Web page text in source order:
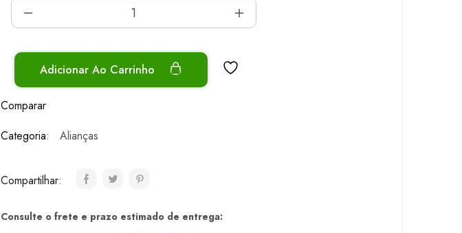
Adicionar Ao Carrinho
Comparar
Categoria:
Alianças
Compartilhar:
Consulte o frete e prazo estimado de entrega: